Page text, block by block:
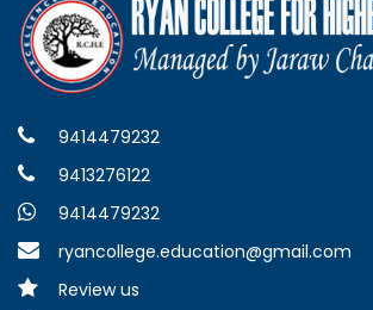
9414479232
9413276122
9414479232
ryancollege.education@gmail.com
Review us